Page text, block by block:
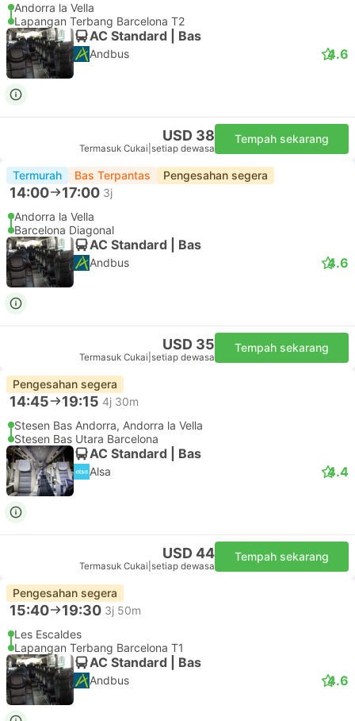
Andorra la Vella
Lapangan Terbang Barcelona T2
AC Standard | Bas
Andbus 4.6
USD 38
Termasuk Cukai setiap dewasa
Tempah sekarang
Termurah Bas Terpantas Pengesahan segera
14:00 17:00 3j
Andorra la Vella
Barcelona Diagonal
AC Standard | Bas
Andbus 4.6
USD 35
Termasuk Cukai setiap dewasa
Tempah sekarang
Pengesahan segera
14:45 19:15 4j 30m
Stesen Bas Andorra, Andorra la Vella
Stesen Bas Utara Barcelona
AC Standard | Bas
Alsa 4.4
USD 44
Termasuk Cukai setiap dewasa
Tempah sekarang
Pengesahan segera
15:40 19:30 3j 50m
Les Escaldes
Lapangan Terbang Barcelona T1
AC Standard | Bas
Andbus 4.6